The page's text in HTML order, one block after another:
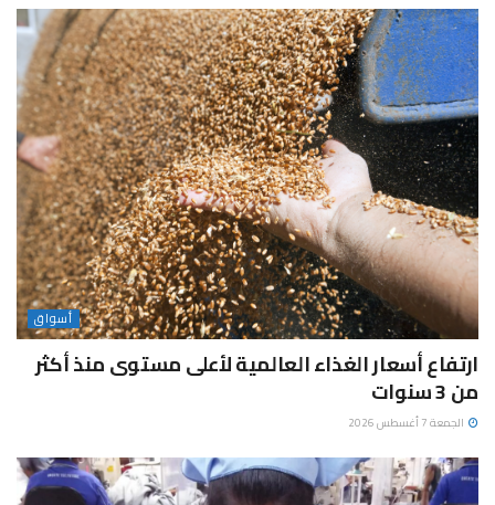
أسواق
ارتفاع أسعار الغذاء العالمية لأعلى مستوى منذ أكثر
من 3 سنوات
الجمعة 7 أغسطس 2026